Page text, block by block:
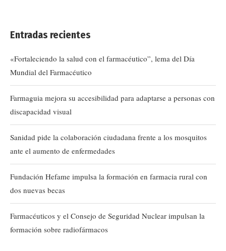
Entradas recientes
«Fortaleciendo la salud con el farmacéutico”, lema del Día
Mundial del Farmacéutico
Farmaguia mejora su accesibilidad para adaptarse a personas con
discapacidad visual
Sanidad pide la colaboración ciudadana frente a los mosquitos
ante el aumento de enfermedades
Fundación Hefame impulsa la formación en farmacia rural con
dos nuevas becas
Farmacéuticos y el Consejo de Seguridad Nuclear impulsan la
formación sobre radiofármacos